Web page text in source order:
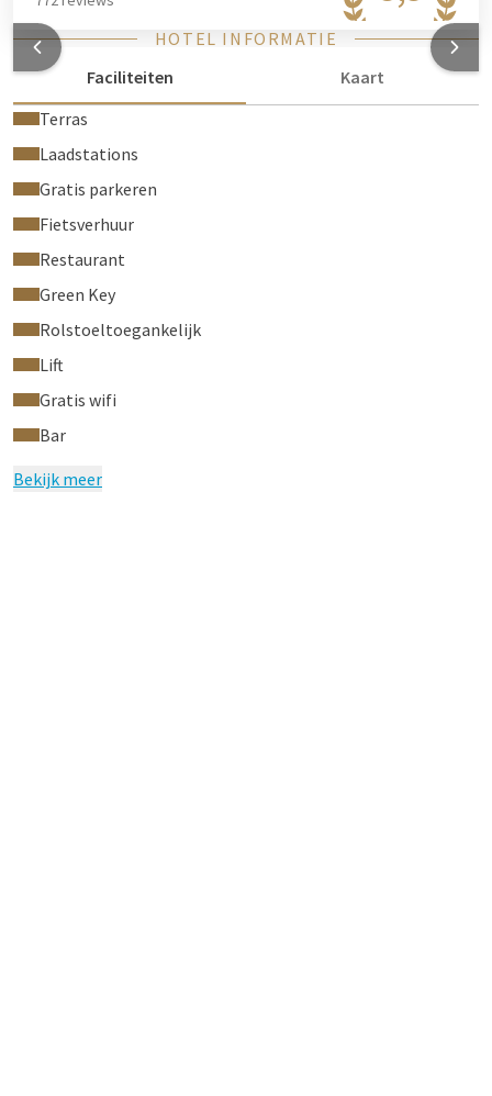
HOTEL INFORMATIE
Faciliteiten
Kaart
Terras
Laadstations
Gratis parkeren
Fietsverhuur
Restaurant
Green Key
Rolstoeltoegankelijk
Lift
Gratis wifi
Bar
Bekijk meer